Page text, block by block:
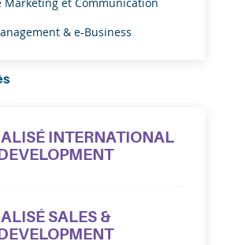
& e-Business
INTERNATIONAL
SALES &